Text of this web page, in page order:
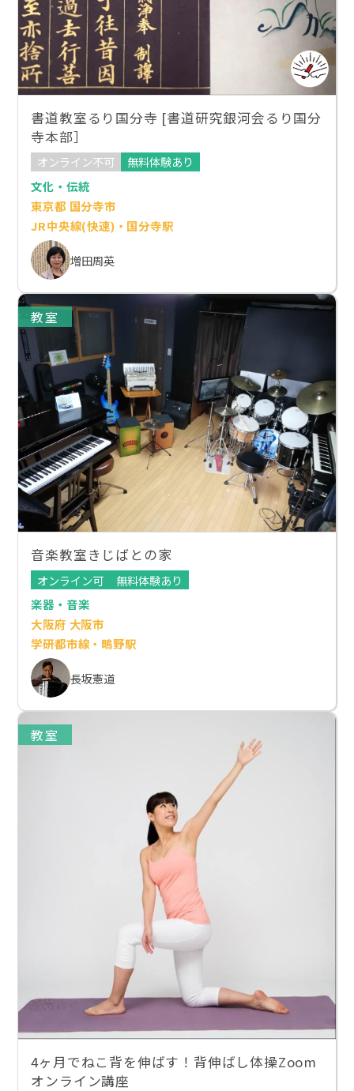
書道教室るり国分寺 [書道研究銀河会るり国分
寺本部］
オンライン不可
無料体験あり
文化・伝統
東京都 国分寺市
JR中央線(快速)・国分寺駅
増田周英
教室
音楽教室きじばとの家
オンライン可
無料体験あり
楽器・音楽
大阪府 大阪市
学研都市線・鴫野駅
長坂憲道
教室
4ヶ月でねこ背を伸ばす！背伸ばし体操Zoom
オンライン講座